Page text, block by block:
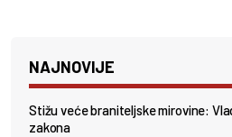
NAJNOVIJE
Stižu veće braniteljske mirovine:
zakona